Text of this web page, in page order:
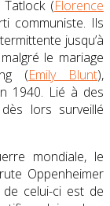
(Florence
communiste. Ils
jusqu’à
le mariage
(Emily Blunt),
1940. Lié à des
lors surveillé
mondiale, le
Oppenheimer
celui-ci est de